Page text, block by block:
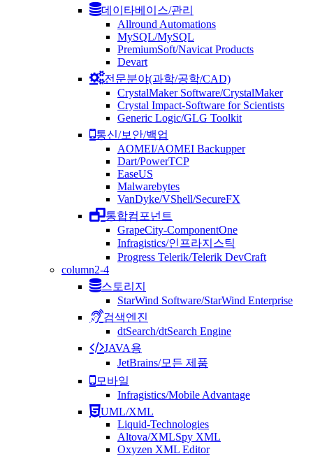
데이타베이스/관리
Allround Automations
MySQL/MySQL
PremiumSoft/Navicat Products
Devart
전문분야(과학/공학/CAD)
CrystalMaker Software/CrystalMaker
Crystal Impact-Software for Scientists
Generic Logic/GLG Toolkit
통신/보안/백업
AOMEI/AOMEI Backupper
Dart/PowerTCP
EaseUS
Malwarebytes
VanDyke/VShell/SecureFX
통합컴포넌트
GrapeCity-ComponentOne
Infragistics/인프라지스틱
Progress Telerik/Telerik DevCraft
column2-4
스토리지
StarWind Software/StarWind Enterprise
검색엔진
dtSearch/dtSearch Engine
JAVA용
JetBrains/모든 제품
모바일
Infragistics/Mobile Advantage
UML/XML
Liquid-Technologies
Altova/XMLSpy XML
Oxyzen XML Editor